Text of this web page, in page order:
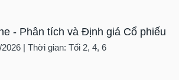
- Phân tích và Định giá Cổ phiếu
| Thời gian: Tối 2, 4, 6